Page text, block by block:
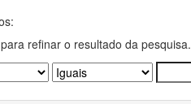
refinar o resultado da pesquisa.